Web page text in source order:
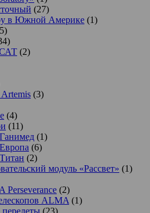
(27)
в Южной Америке (1)
(2)
(3)
(4)
(11)
(1)
(6)
(2)
модуль «Рассвет» (1)
Perseverance (2)
ALMA (1)